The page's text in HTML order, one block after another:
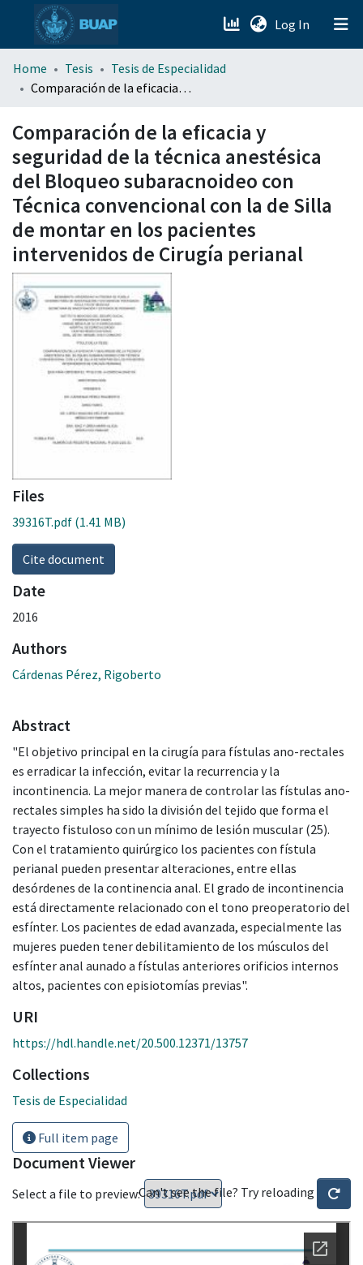
Log In (current)
menu.section.about_menu
Home Tesis
Tesis de Especialidad
Comparación de la eficacia y seguridad de la técnica anestésica del Bloqueo subaracnoideo con Técnica convencional con la de Silla de montar en los pacientes intervenidos de Cirugía perianal
Comparación de la eficacia y
seguridad de la técnica anestésica
del Bloqueo subaracnoideo con
Técnica convencional con la de Silla
de montar en los pacientes
intervenidos de Cirugía perianal
Files
39316T.pdf (1.41 MB)
Cite document
Date
2016
Authors
Cárdenas Pérez, Rigoberto
Abstract
"El objetivo principal en la cirugía para fístulas ano-rectales
es erradicar la infección, evitar la recurrencia y la
incontinencia. La mejor manera de controlar las fístulas ano-
rectales simples ha sido la división del tejido que forma el
trayecto fistuloso con un mínimo de lesión muscular (25).
Con el tratamiento quirúrgico los pacientes con fístula
perianal pueden presentar alteraciones, entre ellas
desórdenes de la continencia anal. El grado de incontinencia
está directamente relacionado con el tono preoperatorio del
esfínter. Los pacientes de edad avanzada, especialmente las
mujeres pueden tener debilitamiento de los músculos del
esfínter anal aunado a fístulas anteriores orificios internos
altos, pacientes con episiotomías previas".
URI
https://hdl.handle.net/20.500.12371/13757
Collections
Tesis de Especialidad
Full item page
Document Viewer
Select a file to preview:Can't see the file? Try reloading